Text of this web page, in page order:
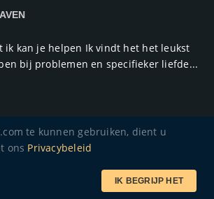
te kunnen gebruiken, dient u
ons Privacybeleid
IK BEGRIJP HET
ik kan je helpen Ik vindt het het leukst
bij problemen en specifieker liefde...